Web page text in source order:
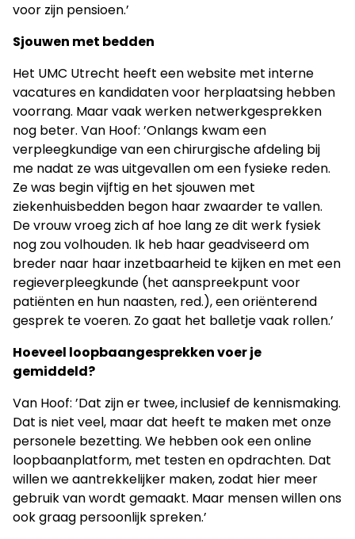
voor zijn pensioen.’
Sjouwen met bedden
Het UMC Utrecht heeft een website met interne
vacatures en kandidaten voor herplaatsing hebben
voorrang. Maar vaak werken netwerkgesprekken
nog beter. Van Hoof: ’Onlangs kwam een
verpleegkundige van een chirurgische afdeling bij
me nadat ze was uitgevallen om een fysieke reden.
Ze was begin vijftig en het sjouwen met
ziekenhuisbedden begon haar zwaarder te vallen.
De vrouw vroeg zich af hoe lang ze dit werk fysiek
nog zou volhouden. Ik heb haar geadviseerd om
breder naar haar inzetbaarheid te kijken en met een
regieverpleegkunde (het aanspreekpunt voor
patiënten en hun naasten, red.), een oriënterend
gesprek te voeren. Zo gaat het balletje vaak rollen.’
Hoeveel loopbaangesprekken voer je
gemiddeld?
Van Hoof: ’Dat zijn er twee, inclusief de kennismaking.
Dat is niet veel, maar dat heeft te maken met onze
personele bezetting. We hebben ook een online
loopbaanplatform, met testen en opdrachten. Dat
willen we aantrekkelijker maken, zodat hier meer
gebruik van wordt gemaakt. Maar mensen willen ons
ook graag persoonlijk spreken.’